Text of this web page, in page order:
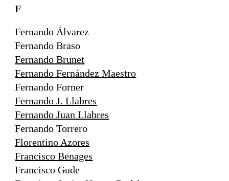
F
Fernando Álvarez
Fernando Braso
Fernando Brunet
Fernando Fernández Maestro
Fernando Forner
Fernando J. Llabres
Fernando Juan Llabres
Fernando Torrero
Florentino Azores
Francisco Benages
Francisco Gude